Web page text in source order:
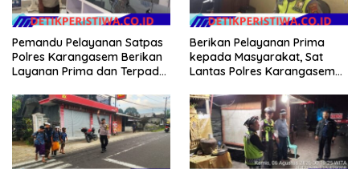
Pemandu Pelayanan Satpas
Polres Karangasem Berikan
Layanan Prima dan Terpadu
Berikan Pelayanan Prima
kepada Masyarakat, Sat
Lantas Polres Karangasem
Kepengurusan BPKB